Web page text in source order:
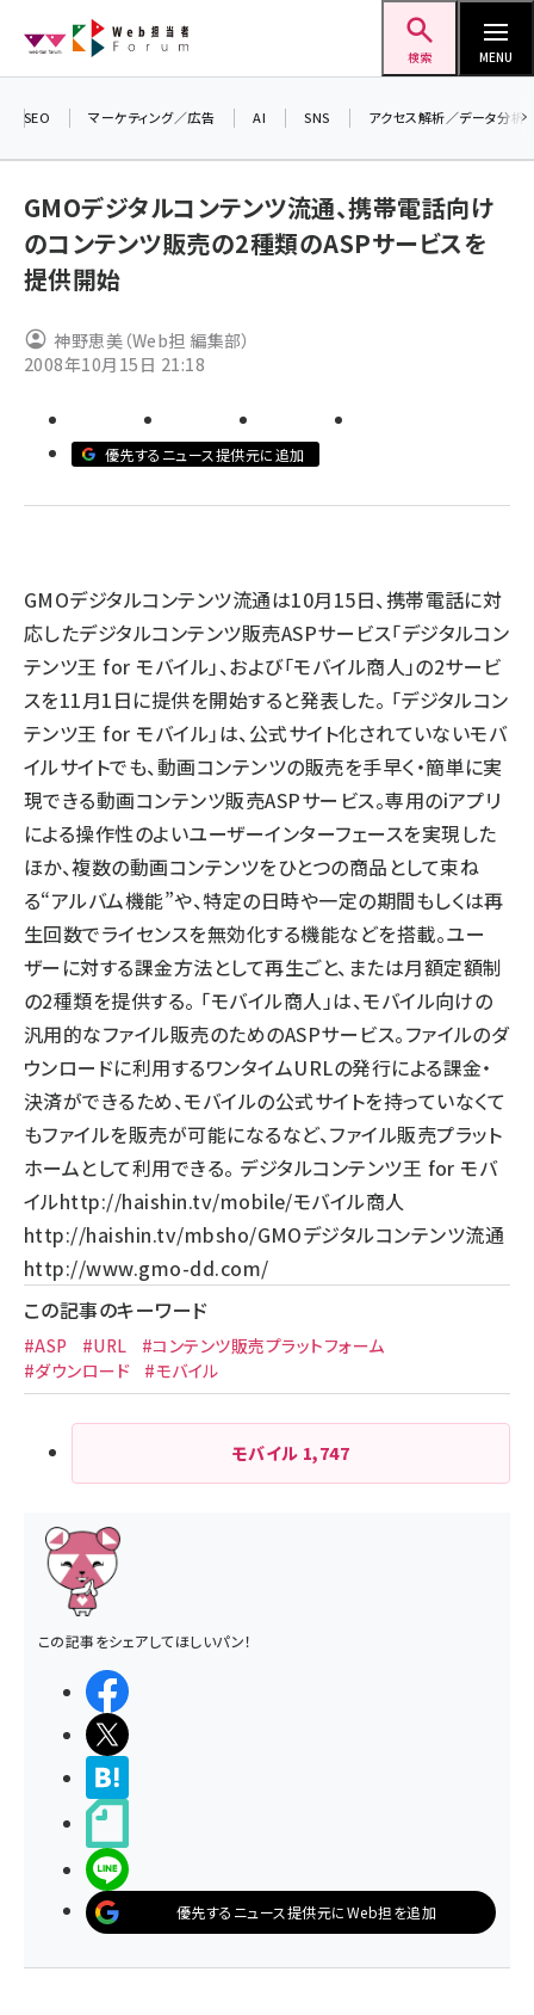
ン
検索 MENU
seo (3523)
youtube (2429)
セミナー (2303)
SEO マーケティング／広告 AI SNS アクセス解析／データ分析
GMOデジタルコンテンツ流通、携帯電話向け
のコンテンツ販売の2種類のASPサービスを
提供開始
神野恵美（Web担 編集部）
2008年10月15日 21:18
優先するニュース提供元に追加
GMOデジタルコンテンツ流通は10月15日、携帯電話に対
応したデジタルコンテンツ販売ASPサービス「デジタルコン
テンツ王 for モバイル」、および「モバイル商人」の2サービ
スを11月1日に提供を開始すると発表した。 「デジタルコン
テンツ王 for モバイル」は、公式サイト化されていないモバ
イルサイトでも、動画コンテンツの販売を手早く・簡単に実
現できる動画コンテンツ販売ASPサービス。専用のiアプリ
による操作性のよいユーザーインターフェースを実現した
ほか、複数の動画コンテンツをひとつの商品として束ね
る“アルバム機能”や、特定の日時や一定の期間もしくは再
生回数でライセンスを無効化する機能などを搭載。ユー
ザーに対する課金方法として再生ごと、または月額定額制
の2種類を提供する。 「モバイル商人」は、モバイル向けの
汎用的なファイル販売のためのASPサービス。ファイルのダ
ウンロードに利用するワンタイムURLの発行による課金・
決済ができるため、モバイルの公式サイトを持っていなくて
もファイルを販売が可能になるなど、ファイル販売プラット
ホームとして利用できる。 デジタルコンテンツ王 for モバ
イルhttp://haishin.tv/mobile/モバイル商人
http://haishin.tv/mbsho/GMOデジタルコンテンツ流通
http://www.gmo-dd.com/
この記事のキーワード
#ASP #URL
#コンテンツ販売プラットフォーム
#ダウンロード
#モバイル
モバイル 1,747
この記事をシェアしてほしいパン！
優先するニュース提供元にWeb担を追加
差し